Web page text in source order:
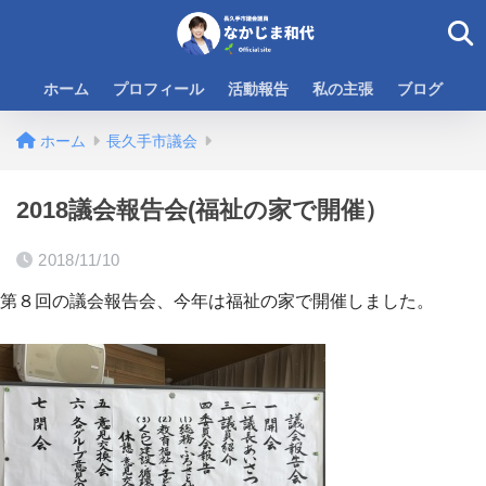
ホーム プロフィール 活動報告 私の主張 ブログ
ホーム 長久手市議会
2018議会報告会(福祉の家で開催）
2018/11/10
第８回の議会報告会、今年は福祉の家で開催しました。